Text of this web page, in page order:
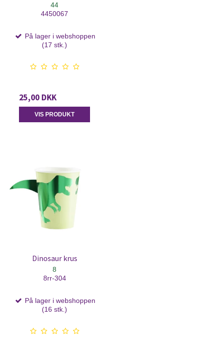
44
4450067
På lager i webshoppen
(17 stk.)
25,00 DKK
VIS PRODUKT
Dinosaur krus
8
8rr-304
På lager i webshoppen
(16 stk.)